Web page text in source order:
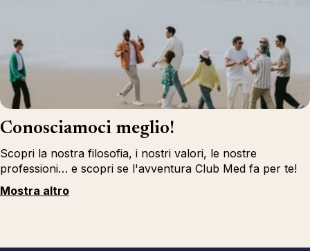
Conosciamoci meglio!
Scopri la nostra filosofia, i nostri valori, le nostre
professioni… e scopri se l'avventura Club Med fa per te!
Mostra altro